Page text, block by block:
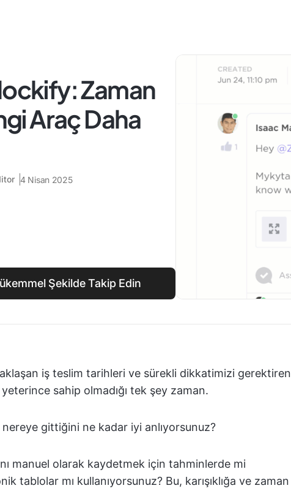
Zaman
Araç Daha
4 Nisan 2025
Şekilde Takip Edin
iş teslim tarihleri ve sürekli dikkatimizi gerektiren
sahip olmadığı tek şey zaman.
nereye gittiğini ne kadar iyi anlıyorsunuz?
manuel olarak kaydetmek için tahminlerde mi
tablolar mı kullanıyorsunuz? Bu, karışıklığa ve zaman